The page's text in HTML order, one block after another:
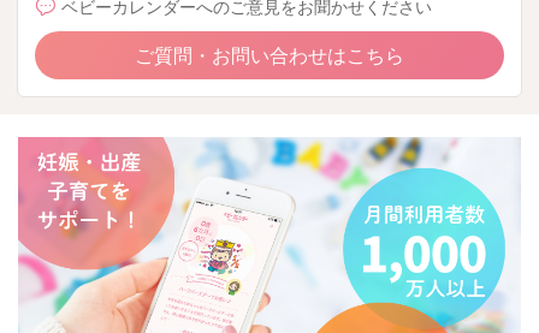
ベビーカレンダーへのご意見をお聞かせください
ご質問・お問い合わせはこちら